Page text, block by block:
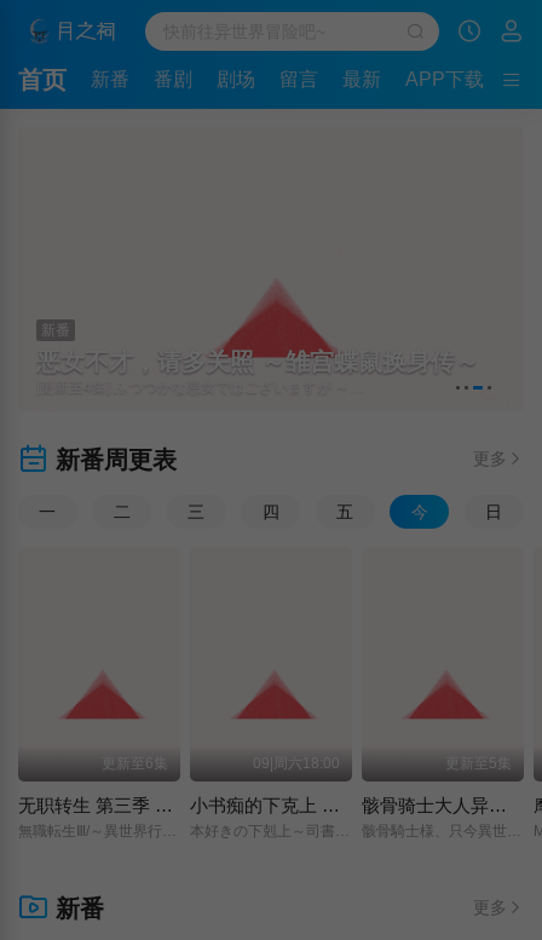
首页 新番 番剧 剧场 留言 最新 APP下载
新番
恶女不才，请多关照 ～雏宫蝶鼠换身传～
新番周更表 更多
一 二 三 四 五 今 日
更新至6集
无职转生 第三季 ～到了异世界就拿出真本事～
無職転生Ⅲ/～異世界行ったら本気だす～/
09|周六18:00
小书痴的下克上 〜为了成为图书管理员而不择手段〜 领主的养女
本好きの下剋上～司書になるためには手段を選んでいられません～/領主の養女/
更新至5集
骸骨骑士大人异世界冒险中 第二季
骸骨騎士様、只今異世界へお出掛け中Ⅱ/
新番 更多